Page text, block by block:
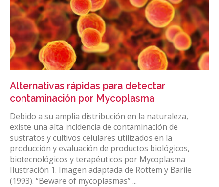
Alternativas rápidas para detectar
contaminación por Mycoplasma
Debido a su amplia distribución en la naturaleza,
existe una alta incidencia de contaminación de
sustratos y cultivos celulares utilizados en la
producción y evaluación de productos biológicos,
biotecnológicos y terapéuticos por Mycoplasma
Ilustración 1. Imagen adaptada de Rottem y Barile
(1993). “Beware of mycoplasmas” ...